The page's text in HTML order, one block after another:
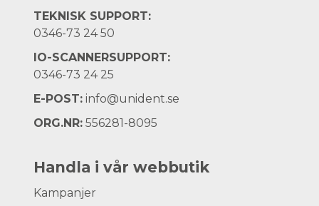
TEKNISK SUPPORT:
0346-73 24 50
IO-SCANNERSUPPORT:
0346-73 24 25
E-POST: info@unident.se
ORG.NR: 556281-8095
Handla i vår webbutik
Kampanjer